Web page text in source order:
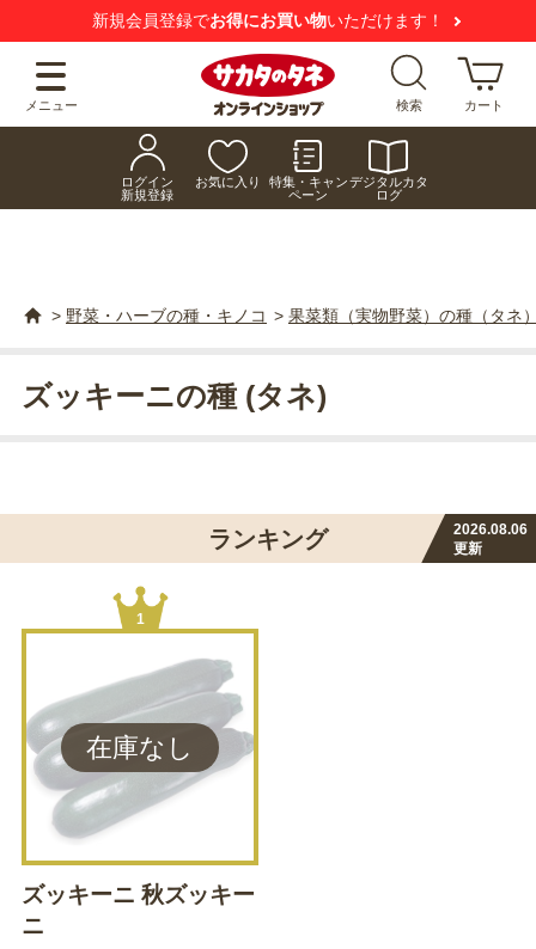
新規会員登録でお得にお買い物いただけます！
メニュー 検索 カート
ログイン
新規登録
お気に入り
特集・キャン
ペーン
デジタルカタ
ログ
> 野菜・ハーブの種・キノコ > 果菜類（実物野菜）の種（タネ
ズッキーニの種 (タネ)
ランキング
2026.08.06
更新
1
ズッキーニ 秋ズッキー
ニ